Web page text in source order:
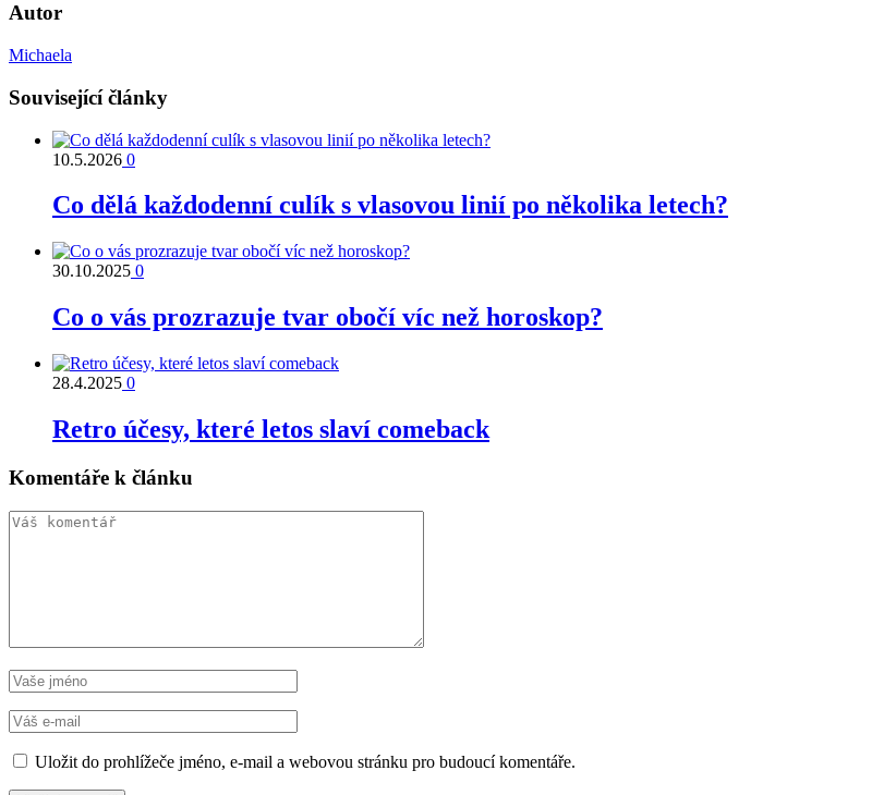
Autor
Michaela
Související články
10.5.2026 0
Co dělá každodenní culík s vlasovou linií po několika letech?
30.10.2025 0
Co o vás prozrazuje tvar obočí víc než horoskop?
28.4.2025 0
Retro účesy, které letos slaví comeback
Komentáře k článku
Uložit do prohlížeče jméno, e-mail a webovou stránku pro budoucí komentáře.